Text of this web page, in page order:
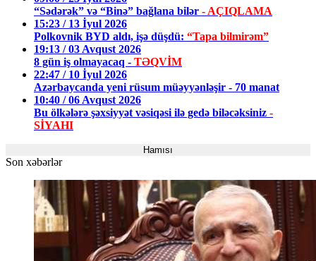
“Sədərək” və “Binə” bağlana bilər - AÇIQLAMA
15:23 / 13 İyul 2026
Polkovnik BYD aldı, işə düşdü: “Tapa bilmirəm”
19:13 / 03 Avqust 2026
8 gün iş olmayacaq - TƏQVİM
22:47 / 10 İyul 2026
Azərbaycanda yeni rüsum müəyyənləşir - 70 manat
10:40 / 06 Avqust 2026
Bu ölkələrə şəxsiyyət vəsiqəsi ilə gedə biləcəksiniz -
SİYAHI
Hamısı
Son xəbərlər